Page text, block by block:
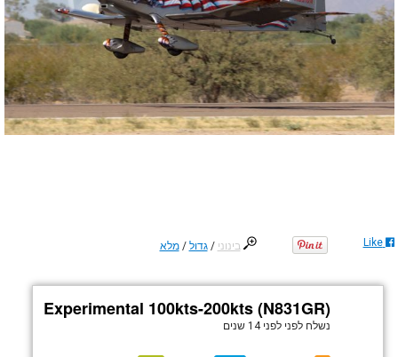
בינוני /גדול /מלא Like
Experimental 100kts-200kts (N831GR)
נשלח לפני לפני 14 שנים